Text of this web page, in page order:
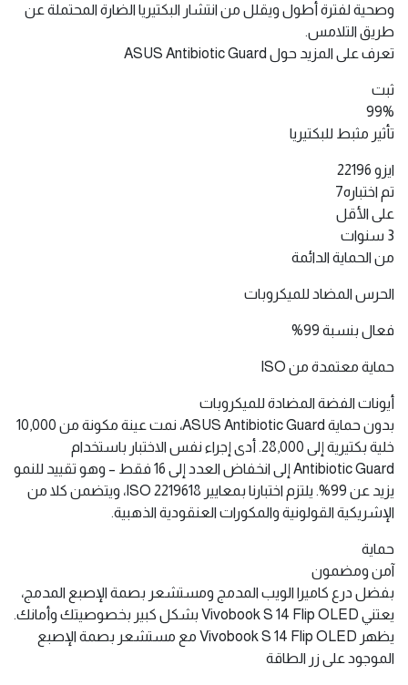
وصحية لفترة أطول ويقلل من انتشار البكتيريا الضارة المحتملة عن
طريق التلامس.
تعرف على المزيد حول ASUS Antibiotic Guard
ثبت
99%
تأثير مثبط للبكتيريا
ايزو 22196
تم اختباره7
على الأقل
3 سنوات
من الحماية الدائمة
الحرس المضاد للميكروبات
فعال بنسبة 99%
حماية معتمدة من ISO
أيونات الفضة المضادة للميكروبات
بدون حماية ASUS Antibiotic Guard، نمت عينة مكونة من 10,000
خلية بكتيرية إلى 28,000. أدى إجراء نفس الاختبار باستخدام
Antibiotic Guard إلى انخفاض العدد إلى 16 فقط – وهو تقييد للنمو
يزيد عن 99%. يلتزم اختبارنا بمعايير ISO 2219618، ويتضمن كلا من
الإشريكية القولونية والمكورات العنقودية الذهبية.
حماية
آمن ومضمون
بفضل درع كاميرا الويب المدمج ومستشعر بصمة الإصبع المدمج،
يعتني Vivobook S 14 Flip OLED بشكل كبير بخصوصيتك وأمانك.
يظهر Vivobook S 14 Flip OLED مع مستشعر بصمة الإصبع
الموجود على زر الطاقة